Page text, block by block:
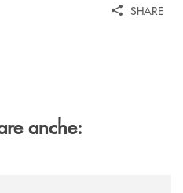
SHARE
anche: